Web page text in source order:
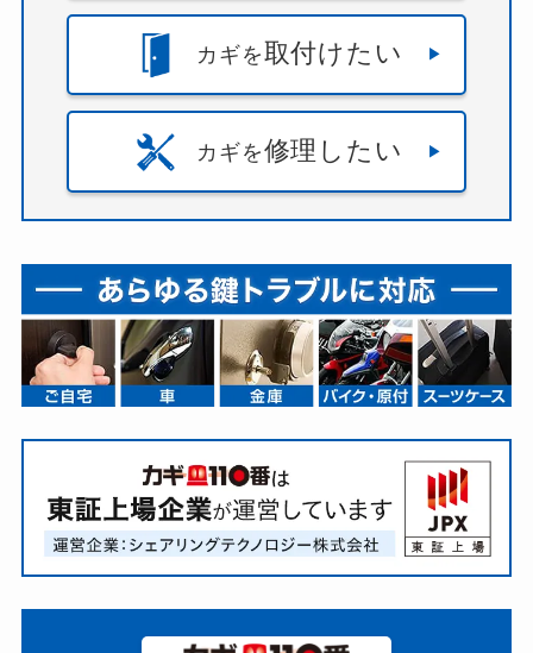
カギを取付けたい
カギを修理したい